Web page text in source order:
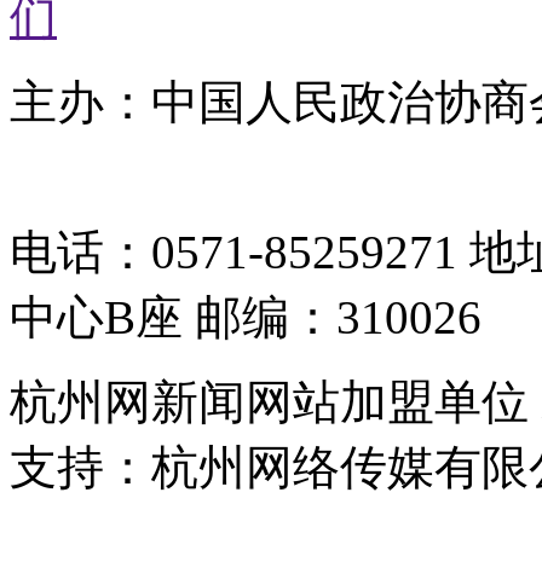
们
主办：中国人民政治协
电话：0571-85259271
中心B座 邮编：310026
杭州网新闻网站加盟单
支持：杭州网络传媒有限